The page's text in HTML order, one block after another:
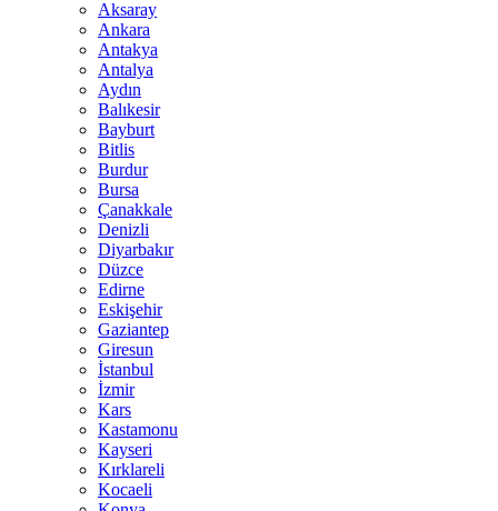
Aksaray
Ankara
Antakya
Antalya
Aydın
Balıkesir
Bayburt
Bitlis
Burdur
Bursa
Çanakkale
Denizli
Diyarbakır
Düzce
Edirne
Eskişehir
Gaziantep
Giresun
İstanbul
İzmir
Kars
Kastamonu
Kayseri
Kırklareli
Kocaeli